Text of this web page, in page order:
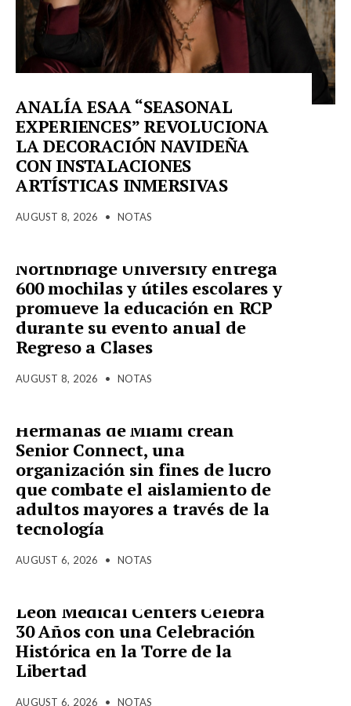
ANALÍA ESAA “SEASONAL
EXPERIENCES” REVOLUCIONA
LA DECORACIÓN NAVIDEÑA
CON INSTALACIONES
ARTÍSTICAS INMERSIVAS
AUGUST 8, 2026 • NOTAS
Northbridge University entrega
600 mochilas y útiles escolares y
promueve la educación en RCP
durante su evento anual de
Regreso a Clases
AUGUST 8, 2026 • NOTAS
Hermanas de Miami crean
Senior Connect, una
organización sin fines de lucro
que combate el aislamiento de
adultos mayores a través de la
tecnología
AUGUST 6, 2026 • NOTAS
Leon Medical Centers Celebra
30 Años con una Celebración
Histórica en la Torre de la
Libertad
AUGUST 6, 2026 • NOTAS